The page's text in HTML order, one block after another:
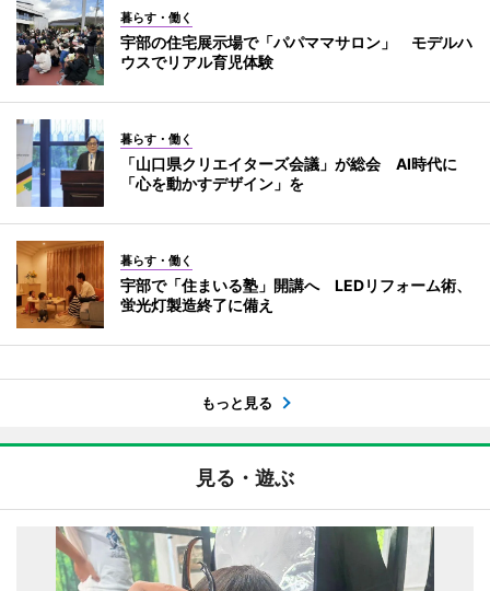
暮らす・働く
宇部の住宅展示場で「パパママサロン」 モデルハ
ウスでリアル育児体験
暮らす・働く
「山口県クリエイターズ会議」が総会 AI時代に
「心を動かすデザイン」を
暮らす・働く
宇部で「住まいる塾」開講へ LEDリフォーム術、
蛍光灯製造終了に備え
もっと見る
見る・遊ぶ